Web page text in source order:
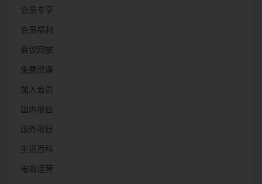
会员专享
会员福利
会议回放
免费资源
加入会员
国内项目
国外项目
生活百科
电商运营